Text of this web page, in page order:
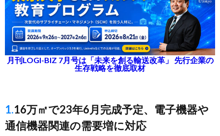
月刊LOGI-BIZ 7月号は「未来を創る輸送改革」 先行企業の
生存戦略を徹底取材
1.16万㎡で23年6月完成予定、電子機器や
通信機器関連の需要増に対応